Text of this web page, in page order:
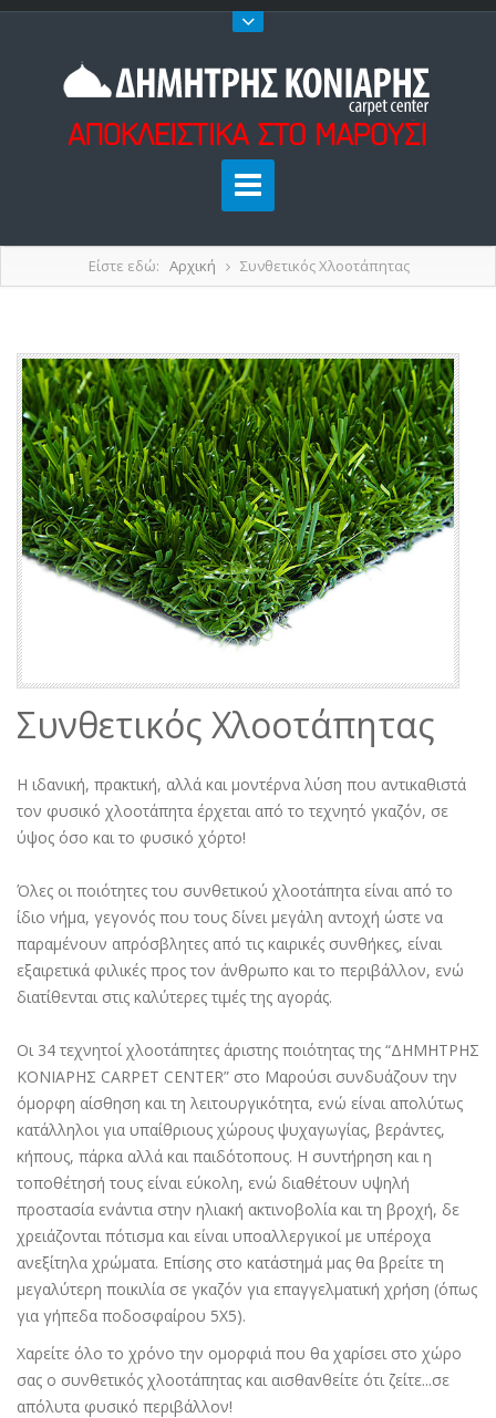
Είστε εδώ: Αρχική Συνθετικός Χλοοτάπητας
Συνθετικός Χλοοτάπητας
Η ιδανική, πρακτική, αλλά και μοντέρνα λύση που αντικαθιστά
τον φυσικό χλοοτάπητα έρχεται από το τεχνητό γκαζόν, σε
ύψος όσο και το φυσικό χόρτο!
Όλες οι ποιότητες του συνθετικού χλοοτάπητα είναι από το
ίδιο νήμα, γεγονός που τους δίνει μεγάλη αντοχή ώστε να
παραμένουν απρόσβλητες από τις καιρικές συνθήκες, είναι
εξαιρετικά φιλικές προς τον άνθρωπο και το περιβάλλον, ενώ
διατίθενται στις καλύτερες τιμές της αγοράς.
Οι 34 τεχνητοί χλοοτάπητες άριστης ποιότητας της “ΔΗΜΗΤΡΗΣ
ΚΟΝΙΑΡΗΣ CARPET CENTER” στο Μαρούσι συνδυάζουν την
όμορφη αίσθηση και τη λειτουργικότητα, ενώ είναι απολύτως
κατάλληλοι για υπαίθριους χώρους ψυχαγωγίας, βεράντες,
κήπους, πάρκα αλλά και παιδότοπους. Η συντήρηση και η
τοποθέτησή τους είναι εύκολη, ενώ διαθέτουν υψηλή
προστασία ενάντια στην ηλιακή ακτινοβολία και τη βροχή, δε
χρειάζονται πότισμα και είναι υποαλλεργικοί με υπέροχα
ανεξίτηλα χρώματα. Επίσης στο κατάστημά μας θα βρείτε τη
μεγαλύτερη ποικιλία σε γκαζόν για επαγγελματική χρήση (όπως
για γήπεδα ποδοσφαίρου 5Χ5).
Χαρείτε όλο το χρόνο την ομορφιά που θα χαρίσει στο χώρο
σας ο συνθετικός χλοοτάπητας και αισθανθείτε ότι ζείτε...σε
απόλυτα φυσικό περιβάλλον!